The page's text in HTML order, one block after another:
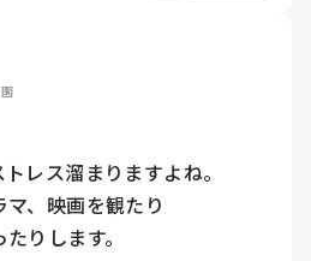
レス溜まりますよね。
、映画を観たり
りします。